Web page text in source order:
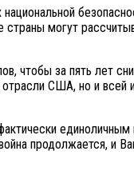
могут
чтобы за пять лет
США, но и
продолжается, и